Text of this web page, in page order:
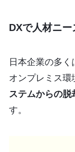
DXで人材ニ
日本企業の多
オンプレミス環
ステムからの脱
す。